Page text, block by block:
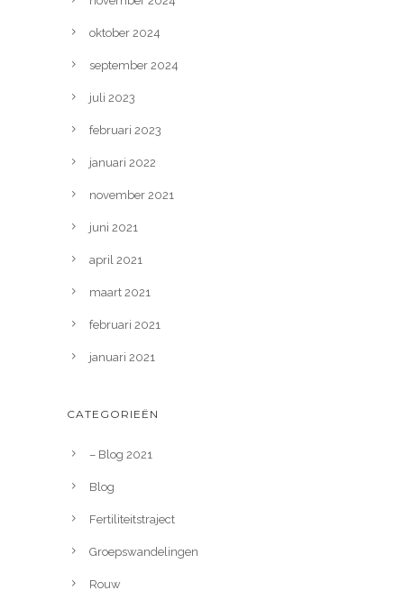
oktober 2024
september 2024
juli 2023
februari 2023
januari 2022
november 2021
juni 2021
april 2021
maart 2021
februari 2021
januari 2021
CATEGORIEËN
– Blog 2021
Blog
Fertiliteitstraject
Groepswandelingen
Rouw